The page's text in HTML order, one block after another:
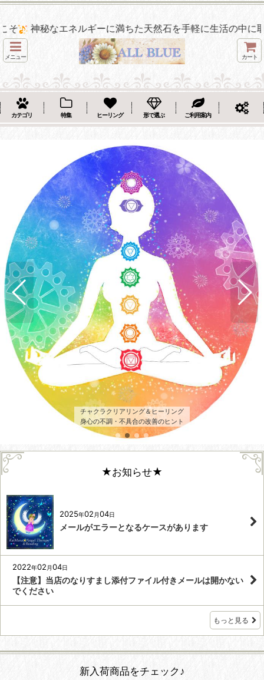
軽に生活の中に取り入れて、より活発で明るく楽しい毎
メニュー カート
カテゴリ 特集 ヒーリング 形で選ぶ ご利用案内
★お知らせ★
2025年02 月04日
メールがエラーとなるケースがあります
2022年02 月04日
【注意】当店のなりすまし添付ファイル付きメールは開かない
でください
もっと見る
新入荷商品をチェック♪